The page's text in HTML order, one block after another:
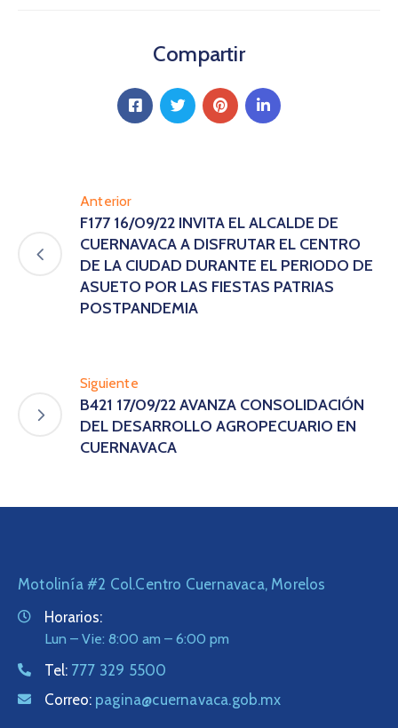
Compartir
Anterior
F177 16/09/22 INVITA EL ALCALDE DE
CUERNAVACA A DISFRUTAR EL CENTRO
DE LA CIUDAD DURANTE EL PERIODO DE
ASUETO POR LAS FIESTAS PATRIAS
POSTPANDEMIA
Siguiente
B421 17/09/22 AVANZA CONSOLIDACIÓN
DEL DESARROLLO AGROPECUARIO EN
CUERNAVACA
Motolinía #2 Col.Centro Cuernavaca, Morelos
Horarios:
Lun – Vie: 8:00 am – 6:00 pm
Tel: 777 329 5500
Correo: pagina@cuernavaca.gob.mx